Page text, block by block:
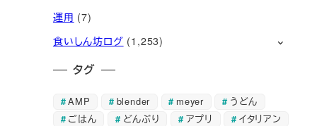
運用 (7)
食いしん坊ログ (1,253)
タグ
AMP blender meyer
うどん
ごはん
どんぶり アプリ
イタリアン